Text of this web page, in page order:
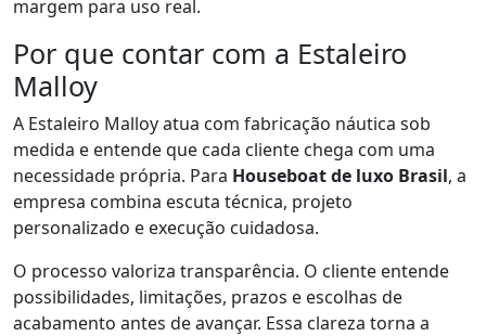
margem para uso real.
Por que contar com a Estaleiro
Malloy
A Estaleiro Malloy atua com fabricação náutica sob
medida e entende que cada cliente chega com uma
necessidade própria. Para Houseboat de luxo Brasil, a
empresa combina escuta técnica, projeto
personalizado e execução cuidadosa.
O processo valoriza transparência. O cliente entende
possibilidades, limitações, prazos e escolhas de
acabamento antes de avançar. Essa clareza torna a